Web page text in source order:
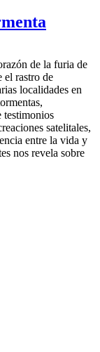
de la furia de
el rastro de
localidades en
testimonios
satelitales,
entre la vida y
nos revela sobre